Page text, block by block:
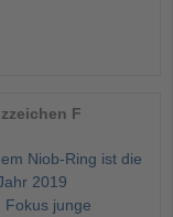
F
Niob-Ring ist die
2019
Fokus junge